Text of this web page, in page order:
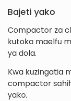
Bajeti yako
Compactor za
kutoka maelfu
ya dola.
Kwa kuzingatia
compactor
yako.